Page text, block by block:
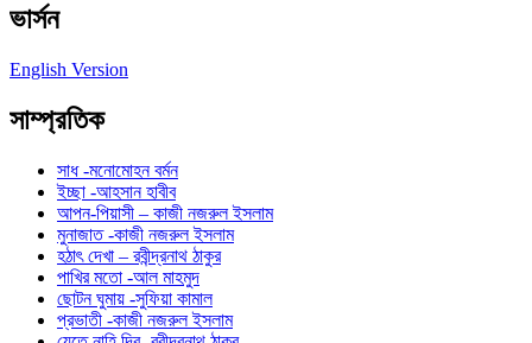
ভার্সন
English Version
সাম্প্রতিক
সাধ -মনোমোহন বর্মন
ইচ্ছা -আহসান হাবীব
আপন-পিয়াসী – কাজী নজরুল ইসলাম
মুনাজাত -কাজী নজরুল ইসলাম
হঠাৎ দেখা – রবীন্দ্রনাথ ঠাকুর
পাখির মতো -আল মাহমুদ
ছোটন ঘুমায় -সুফিয়া কামাল
প্রভাতী -কাজী নজরুল ইসলাম